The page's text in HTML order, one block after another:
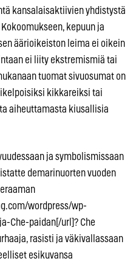
kansalaisaktiivien yhdistystä
kepuun ja
äärioikeiston leima ei oikein
ei liity ekstremismiä tai
tuomat sivuosumat on
kikkareiksi tai
aiheuttamasta kiusallisia
ja symbolismissaan
demarinuorten vuoden
wordpress/wp-
Che-paidan[/url]? Che
rasisti ja väkivallassaan
esikuvansa